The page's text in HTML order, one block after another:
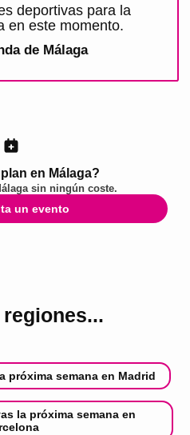
deportivas para la
en este momento.
de Málaga
en Málaga?
sin ningún coste.
un evento
próxima semana en Madrid
la próxima semana en